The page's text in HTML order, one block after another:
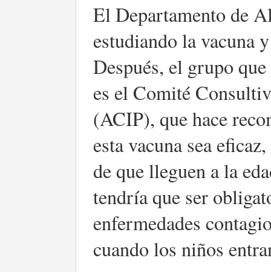
El Departamento de
estudiando la vacuna
Después, el grupo
es el Comité
(ACIP), que hace
esta vacuna sea
de que lleguen a la
tendría que ser
enfermedades
cuando los niños